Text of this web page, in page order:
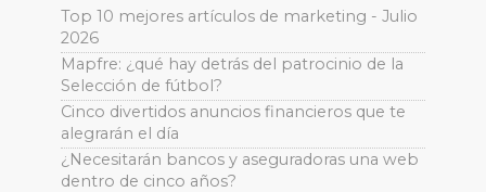
Top 10 mejores artículos de marketing - Julio
2026
Mapfre: ¿qué hay detrás del patrocinio de la
Selección de fútbol?
Cinco divertidos anuncios financieros que te
alegrarán el día
¿Necesitarán bancos y aseguradoras una web
dentro de cinco años?